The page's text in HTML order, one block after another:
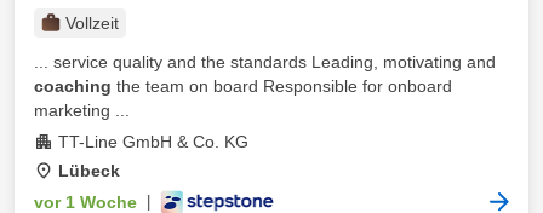
Vollzeit
... service quality and the standards Leading, motivating and
coaching the team on board Responsible for onboard
marketing ...
TT-Line GmbH & Co. KG
Lübeck
vor 1 Woche